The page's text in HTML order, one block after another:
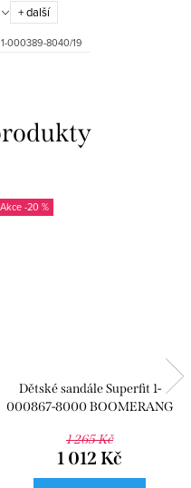
+ další
1-000389-8040/19
-20 %
Dětské sandále Superfit 1-
000867-8000 BOOMERANG
1 265 Kč
1 012 Kč